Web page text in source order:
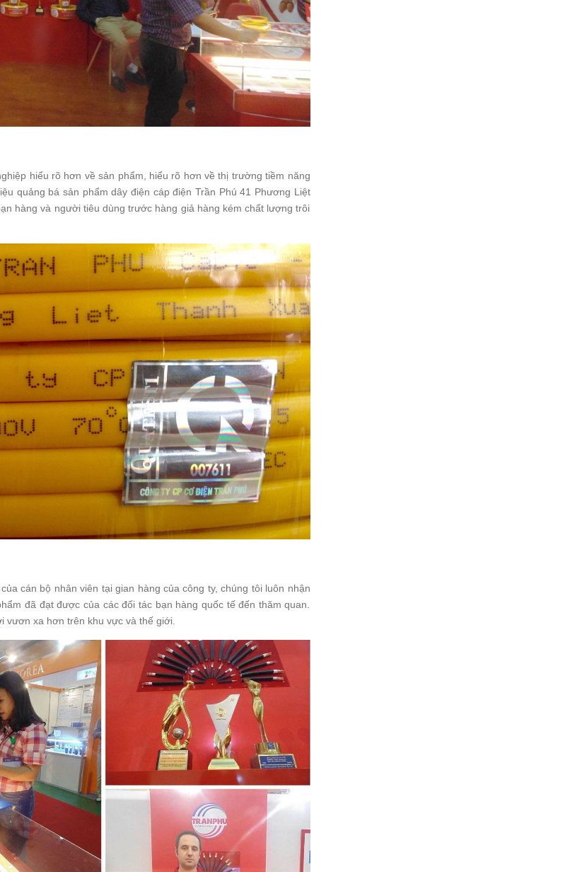
hiểu rõ hơn về sản phẩm, hiểu rõ hơn về thị trường tiềm năng
quảng bá sản phẩm dây điện cáp điện Trần Phú 41 Phương Liệt
hàng và người tiêu dùng trước hàng giả hàng kém chất lượng trôi
cán bộ nhân viên tại gian hàng của công ty, chúng tôi luôn nhận
đã đạt được của các đối tác bạn hàng quốc tế đến thăm quan.
vươn xa hơn trên khu vực và thế giới.